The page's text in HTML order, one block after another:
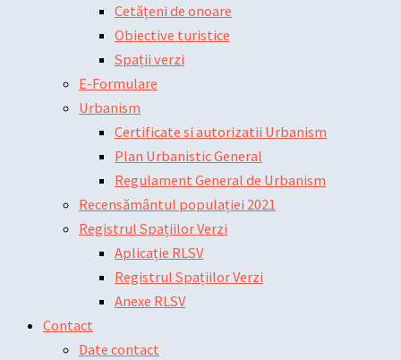
Cetățeni de onoare
Obiective turistice
Spații verzi
E-Formulare
Urbanism
Certificate si autorizatii Urbanism
Plan Urbanistic General
Regulament General de Urbanism
Recensământul populației 2021
Registrul Spațiilor Verzi
Aplicație RLSV
Registrul Spațiilor Verzi
Anexe RLSV
Contact
Date contact